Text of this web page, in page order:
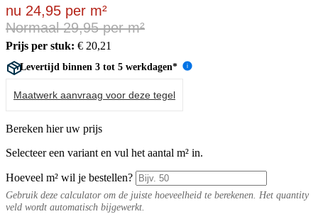
nu 24,95 per m²
Normaal 29,95 per m²
Prijs per stuk: € 20,21
Levertijd binnen 3 tot 5 werkdagen* i
Maatwerk aanvraag voor deze tegel
Bereken hier uw prijs
Selecteer een variant en vul het aantal m² in.
Hoeveel m² wil je bestellen?
Gebruik deze calculator om de juiste hoeveelheid te berekenen. Het quantity
veld wordt automatisch bijgewerkt.